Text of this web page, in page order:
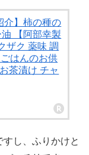
介】柿の種の
【阿部幸製
ザク 薬味 調
はんのお供
茶漬け チャ
し、ふりかけと